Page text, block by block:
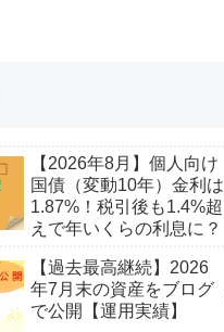
【2026年8月】個人向け
国債（変動10年）金利は
1.87%！税引後も1.4%超
えで年いくらの利息に？
【過去最高継続】2026
年7月末の資産をブログ
で公開【運用実績】